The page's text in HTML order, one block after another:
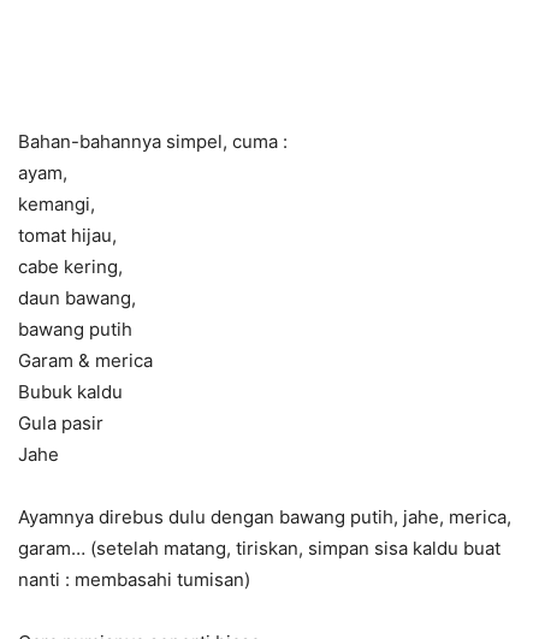
Bahan-bahannya simpel, cuma :
ayam,
kemangi,
tomat hijau,
cabe kering,
daun bawang,
bawang putih
Garam & merica
Bubuk kaldu
Gula pasir
Jahe
Ayamnya direbus dulu dengan bawang putih, jahe, merica,
garam… (setelah matang, tiriskan, simpan sisa kaldu buat
nanti : membasahi tumisan)